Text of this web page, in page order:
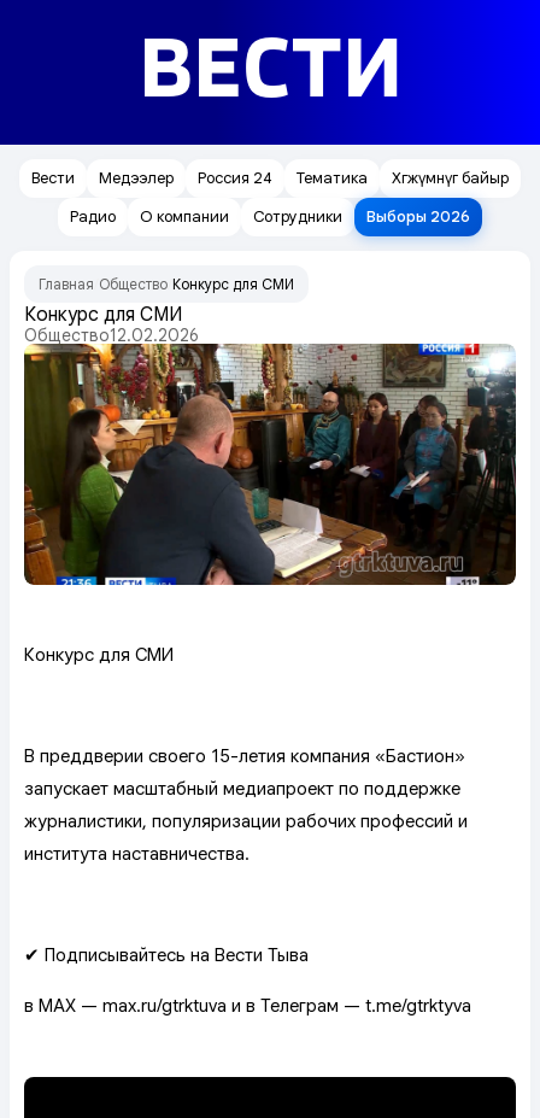
ВЕСТИ
Вести Медээлер Россия 24 Тематика
Хөгжүмнүг байыр
Радио
О компании Сотрудники Выборы 2026
Главная Общество Конкурс для СМИ
Конкурс для СМИ
Общество12.02.2026
Конкурс для СМИ
В преддверии своего 15-летия компания «Бастион»
запускает масштабный медиапроект по поддержке
журналистики, популяризации рабочих профессий и
института наставничества.
✔ Подписывайтесь на Вести Тыва
в MAX — max.ru/gtrktuva и в Телеграм — t.me/gtrktyva